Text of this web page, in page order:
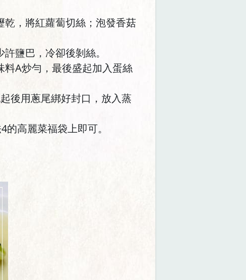
，將紅蘿蔔切絲；泡發香菇
鹽巴，冷卻後剝絲。
A炒勻，最後盛起加入蛋絲
後用蔥尾綁好封口，放入蒸
高麗菜福袋上即可。